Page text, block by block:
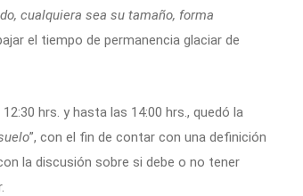
cualquiera sea su tamaño, forma
el tiempo de permanencia glaciar de
hrs. y hasta las 14:00 hrs., quedó la
”, con el fin de contar con una definición
la discusión sobre si debe o no tener